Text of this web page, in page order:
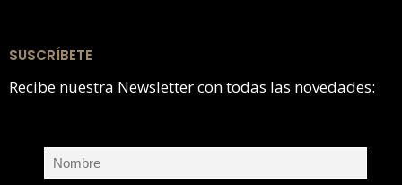
SUSCRÍBETE
Recibe nuestra Newsletter con todas las novedades: